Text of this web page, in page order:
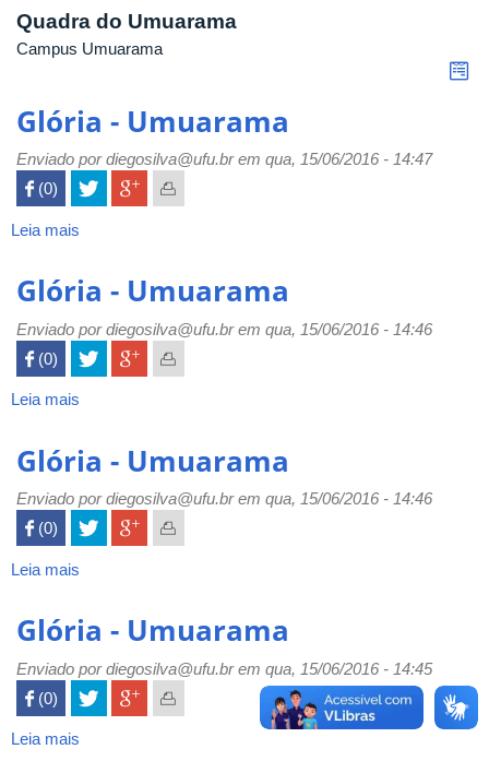
Umuarama
-
Santa
Quadra do Umuarama
Campus Umuarama
Glória - Umuarama
Enviado pordiegosilva@ufu.brem qua, 15/06/2016 - 14:47
 (0)
Leia mais
-
Umuarama
Glória - Umuarama
Enviado pordiegosilva@ufu.brem qua, 15/06/2016 - 14:46
 (0)
Leia mais
Umuarama
Glória - Umuarama
Enviado pordiegosilva@ufu.brem qua, 15/06/2016 - 14:46
 (0)
Leia mais
-
Umuarama
Glória - Umuarama
Enviado pordiegosilva@ufu.brem qua, 15/06/2016 - 14:45
 (0)
Leia mais